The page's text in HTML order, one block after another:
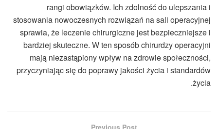
rangi obowiązków. Ich zdolność do ulepszania i
stosowania nowoczesnych rozwiązań na sali operacyjnej
sprawia, że leczenie chirurgiczne jest bezpieczniejsze i
bardziej skuteczne. W ten sposób chirurdzy operacyjni
mają niezastąpiony wpływ na zdrowie społeczności,
przyczyniając się do poprawy jakości życia i standardów
życia.
Previous Post